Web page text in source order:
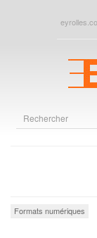
Formats numériques